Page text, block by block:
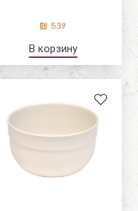
539
В корзину